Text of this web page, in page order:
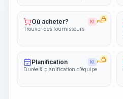
Où acheter? KI PRO
Trouver des fournisseurs
Planification KI PRO
Durée & planification d’équipe